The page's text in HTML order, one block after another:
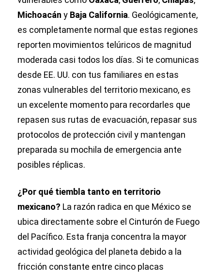
Michoacán y Baja California. Geológicamente,
es completamente normal que estas regiones
reporten movimientos telúricos de magnitud
moderada casi todos los días. Si te comunicas
desde EE. UU. con tus familiares en estas
zonas vulnerables del territorio mexicano, es
un excelente momento para recordarles que
repasen sus rutas de evacuación, repasar sus
protocolos de protección civil y mantengan
preparada su mochila de emergencia ante
posibles réplicas.
¿Por qué tiembla tanto en territorio
mexicano? La razón radica en que México se
ubica directamente sobre el Cinturón de Fuego
del Pacífico. Esta franja concentra la mayor
actividad geológica del planeta debido a la
fricción constante entre cinco placas